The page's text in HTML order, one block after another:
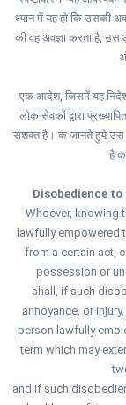
ध्यान में यह हो कि उसकी
की वह अवज्ञा करता है,
एक आदेश, जिसमें यह
लोक सेवकों द्वारा
सशक्त है। क जानते हुये उस
है
Disobedience
Whoever, knowing
lawfully empowered
from a certain act,
possession or
shall, if such
annoyance, or
person lawfully
term which may
and if such